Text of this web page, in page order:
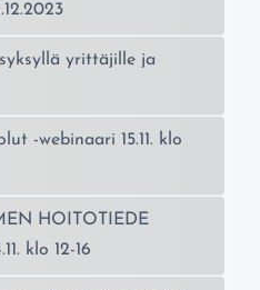
yrittäjille ja
-webinaari 15.11. klo
HOITOTIEDE
klo 12-16